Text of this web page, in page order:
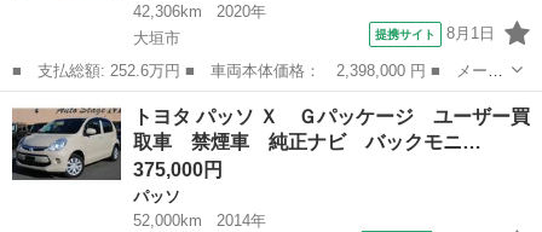
42,306km
2020年
大垣市
提携サイト 8月1日
■ 支払総額: 252.6万円 ■ 車両本体価格： 2,398,000 円 ■ メーカ
ー名： トヨタ ■ 車種名： Ｃ－ＨＲ ■ グレード名： Ｓ ＧＲ
スポーツ 点検記録簿 バックガイドモニター ＬＥＤヘッドライ
ト クルコ...
岐阜 大垣市 トヨタ
トヨタ パッソ Ｘ Ｇパッケージ ユーザー買
取車 禁煙車 純正ナビ バックモニ…
375,000円
パッソ
52,000km
2014年